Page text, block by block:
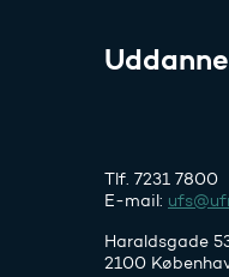
Tlf. 7231 7800
E-mail:
Haraldsgade
2100